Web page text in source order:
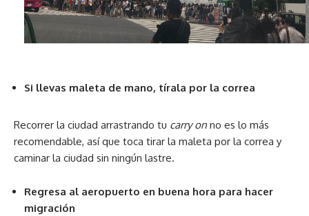
Si llevas maleta de mano, tírala por la correa
Recorrer la ciudad arrastrando tu carry on no es lo más
recomendable, así que toca tirar la maleta por la correa y
caminar la ciudad sin ningún lastre.
Regresa al aeropuerto en buena hora para hacer
migración